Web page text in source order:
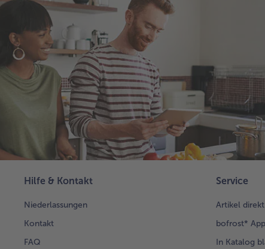
Hilfe & Kontakt
Niederlassungen
Kontakt
FAQ
Service
Artikel
bofrost* App
In Katalog